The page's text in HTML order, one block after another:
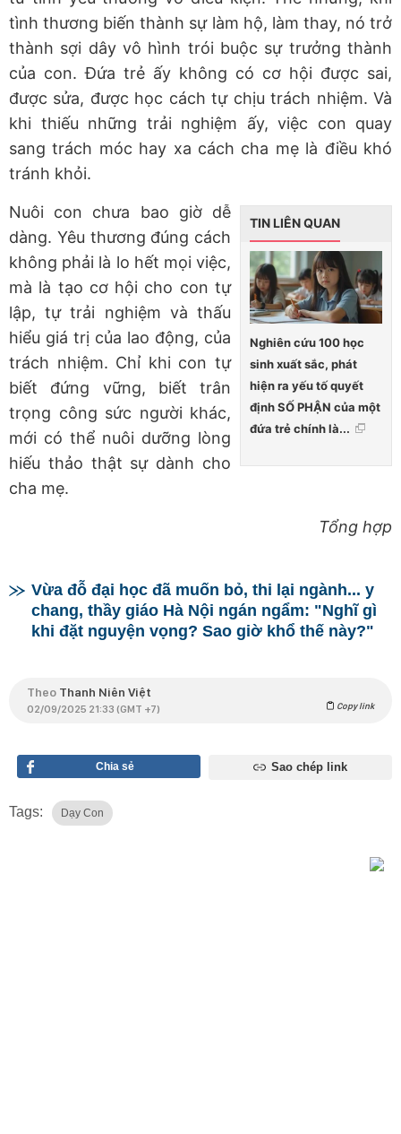
tình thương biến thành sự làm hộ, làm thay, nó trở
thành sợi dây vô hình trói buộc sự trưởng thành
của con. Đứa trẻ ấy không có cơ hội được sai,
được sửa, được học cách tự chịu trách nhiệm. Và
khi thiếu những trải nghiệm ấy, việc con quay
sang trách móc hay xa cách cha mẹ là điều khó
tránh khỏi.
TIN LIÊN QUAN
Nghiên cứu 100 học
sinh xuất sắc, phát
hiện ra yếu tố quyết
định SỐ PHẬN của một
đứa trẻ chính là...
Nuôi con chưa bao giờ dễ
dàng. Yêu thương đúng cách
không phải là lo hết mọi việc,
mà là tạo cơ hội cho con tự
lập, tự trải nghiệm và thấu
hiểu giá trị của lao động, của
trách nhiệm. Chỉ khi con tự
biết đứng vững, biết trân
trọng công sức người khác,
mới có thể nuôi dưỡng lòng
hiếu thảo thật sự dành cho
cha mẹ.
Tổng hợp
Vừa đỗ đại học đã muốn bỏ, thi lại ngành... y
chang, thầy giáo Hà Nội ngán ngẩm: "Nghĩ gì
khi đặt nguyện vọng? Sao giờ khổ thế này?"
Theo Thanh Niên Việt
02/09/2025 21:33 (GMT +7) Copy link
Chia sẻ Sao chép link
Tags: Dạy Con